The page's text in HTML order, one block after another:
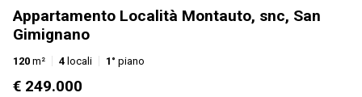
Appartamento Località Montauto, snc, San
Gimignano
120 m² 4 locali 1° piano
€ 249.000